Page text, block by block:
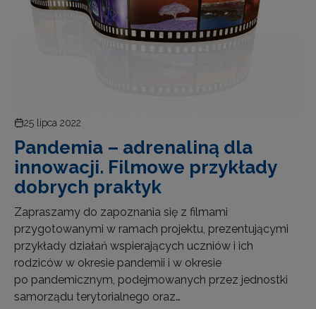
25 lipca 2022
Pandemia – adrenaliną dla
innowacji. Filmowe przykłady
dobrych praktyk
Zapraszamy do zapoznania się z filmami
przygotowanymi w ramach projektu, prezentującymi
przykłady działań wspierających uczniów i ich
rodziców w okresie pandemii i w okresie
po pandemicznym, podejmowanych przez jednostki
samorządu terytorialnego oraz…